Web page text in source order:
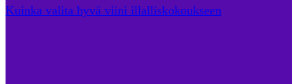
Kuinka valita hyvä viini illalliskokoukseen